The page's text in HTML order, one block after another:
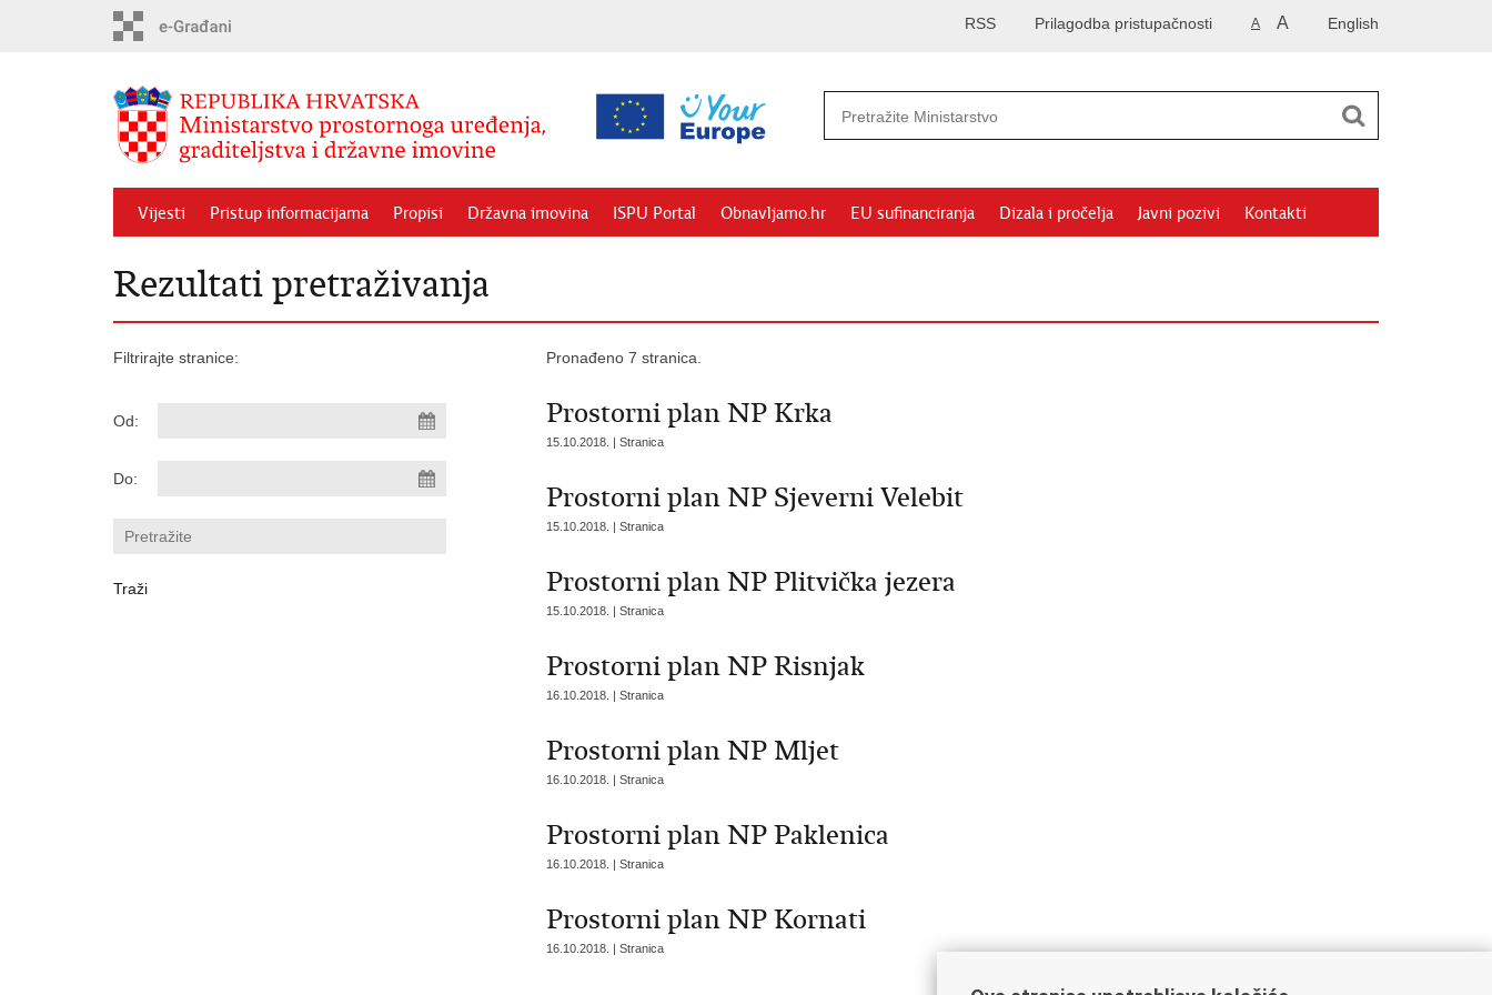
English
A A
Prilagodba pristupačnosti
RSS
Vijesti Pristup informacijama Propisi Državna imovina ISPU Portal Obnavljamo.hr EU sufinanciranja Dizala i pročelja Javni pozivi Kontakti
Rezultati pretraživanja
Filtrirajte stranice:
Od:
Do:
Pronađeno 7 stranica.
Prostorni plan NP Krka
15.10.2018. | Stranica
Prostorni plan NP Sjeverni Velebit
15.10.2018. | Stranica
Prostorni plan NP Plitvička jezera
15.10.2018. | Stranica
Prostorni plan NP Risnjak
16.10.2018. | Stranica
Prostorni plan NP Mljet
16.10.2018. | Stranica
Prostorni plan NP Paklenica
16.10.2018. | Stranica
Prostorni plan NP Kornati
16.10.2018. | Stranica